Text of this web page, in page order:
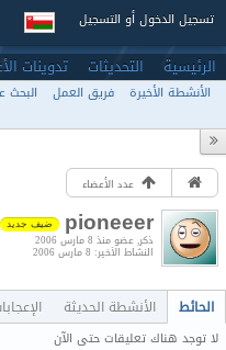
تسجيل الدخول أو التسجيل
الرئيسية التحديثات تدوينات
الأنشطة الأخيرة فريق العمل البحث
عدد الأعضاء
pioneeer ضيف جديد
ذكر عضو منذ 8 مارس 2006
النشاط الأخير 8 مارس 2006
الحائط الأنشطة الحديثة
لا توجد هناك تعليقات حتى الآن